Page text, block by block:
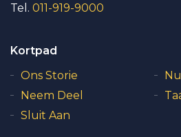
Tel. 011-919-9000
Kortpad
Ons Storie
Neem Deel
Sluit Aan